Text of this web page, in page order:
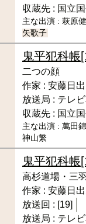
収蔵先 : 国立
主な出演 : 萩原
矢歌子
鬼平犯科帳
二つの顔
作家 : 安藤日
放送局 : テレ
収蔵先 : 国立
主な出演 : 萬田
神山繁
鬼平犯科帳
高杉道場・三
作家 : 安藤日
放送回 : [19]
放送局 : テレ